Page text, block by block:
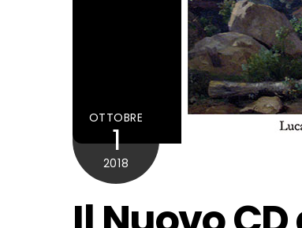
OTTOBRE
1
2018